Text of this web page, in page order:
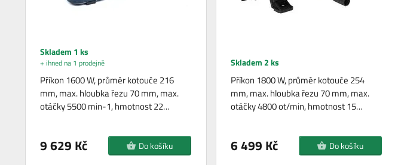
Skladem 1 ks
+ ihned na 1 prodejně
Příkon 1600 W, průměr kotouče 216
mm, max. hloubka řezu 70 mm, max.
otáčky 5500 min-1, hmotnost 22…
9 629 Kč Do košíku
Skladem 2 ks
Příkon 1800 W, průměr kotouče 254
mm, max. hloubka řezu 70 mm, max.
otáčky 4800 ot/min, hmotnost 15…
6 499 Kč Do košíku